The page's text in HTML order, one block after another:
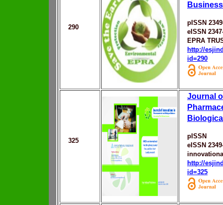
290
pISSN
eISSN
EPRA
http://
id=290
325
Journal
pISSN
eISSN
http://
id=325